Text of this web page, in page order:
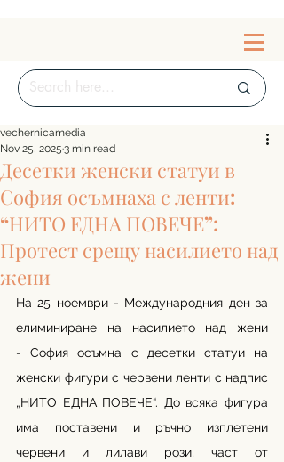
Десетки женски статуи в
София осъмнаха с ленти:
“НИТО ЕДНА ПОВЕЧЕ”:
Протест срещу насилието над
жени
vechernicamedia
Nov 25, 2025 3 min read
На 25 ноември - Международния ден за
елиминиране на насилието над жени
- София осъмна с десетки статуи на
женски фигури с червени ленти с надпис
„НИТО ЕДНА ПОВЕЧЕ“. До всяка фигура
има поставени и ръчно изплетени
червени и лилави рози, част от